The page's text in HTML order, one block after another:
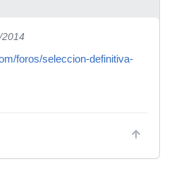
foros/seleccion-definitiva-